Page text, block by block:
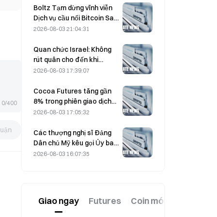
0/400
ngắn hạn
Boltz Tạm dừng vĩnh viễn
Dịch vụ cầu nối Bitcoin Sau
các cuộc tấn công được
2026-08-03 21:04:31
Quan chức Israel: Không
rút quân cho đến khi
Hamas giải giáp
2026-08-03 17:39:07
Cocoa Futures tăng gần
8% trong phiên giao dịch
hôm thứ Sáu tuần trước,
trường bất ngờ
2026-08-03 17:05:32
Các thượng nghị sĩ Đảng
Dân chủ Mỹ kêu gọi Ủy ban
Giao dịch Hàng hóa Tương
kỷ lục
2026-08-03 16:07:35
Giao ngay Futures Coin mới